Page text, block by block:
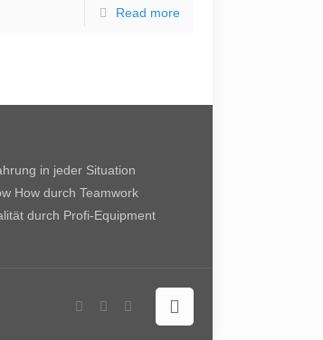
Read more
in jeder Situation
How durch Teamwork
durch Profi-Equipment